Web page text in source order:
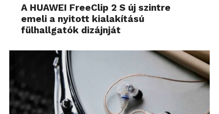
A HUAWEI FreeClip 2 S új szintre
emeli a nyitott kialakítású
fülhallgatók dizájnját